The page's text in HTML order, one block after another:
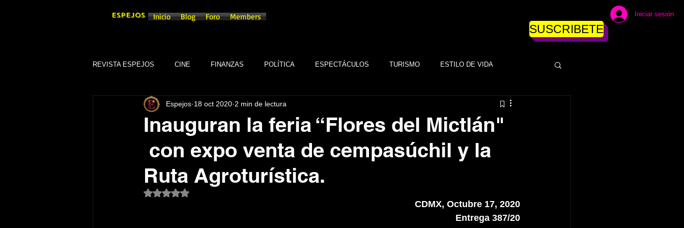
ESPEJOS Inicio Blog Foro Members
SUSCRIBETE
Iniciar sesión
REVISTA ESPEJOS CINE FINANZAS POLÍTICA ESPECTÁCULOS TURISMO ESTILO DE VIDA
DEPORTES SOCIEDAD TECNOLOGÍA
SINDICATOS FSTSE CINE ESPECTÁCULOS ALTRUISMO EMPRESAS
GOBIERNO DE GUANAJUATO, GTO
Inauguran la feria “Flores del Mictlán"
con expo venta de cempasúchil y la
Ruta Agroturística.
Espejos 18 oct 2020 2 min de lectura
Obtuvo NaN de 5 estrellas.
CDMX, Octubre 17, 2020
Entrega 387/20